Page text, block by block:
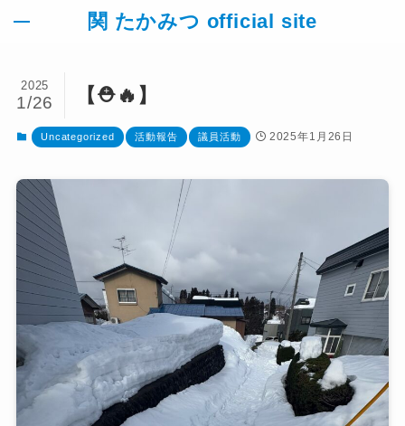
TOP
活動報告
お知らせ
地域活動
議員活動
議会だより
政策
プロフィール
関 たかみつ official site
【⛑️🔥】
2025
1/26
Uncategorized 活動報告 議員活動 2025年1月26日